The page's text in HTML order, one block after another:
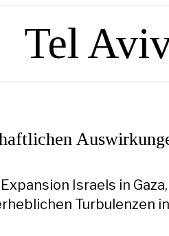
Tel
Israels in
Turbulenzen